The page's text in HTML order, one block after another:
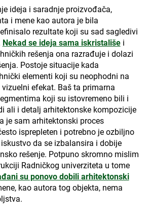
ideja i saradnje proizvođača,
i mene kao autora je bila
rezultate koji su sad sagledivi
Nekad se ideja sama iskristališei
rešenja ona razrađuje i dolazi
Postoje situacije kada
elementi koji su neophodni na
efekat. Baš ta primarna
koji su istovremeno bili i
ali i detalj arhitektonske kompozicije
je sam arhitektonski proces
isprepleten i potrebno je ozbiljno
da se izbalansira i dobije
rešenje. Potpuno skromno mislim
Radničkog univerziteta u tome
su ponovo dobili arhitektonski
kao autora tog objekta, nema